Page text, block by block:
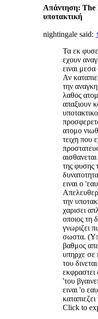
Απάντηση: The
υποτακτική
nightingale said: ↑
Τα εκ
εχουν
ειναι
Αν
την
λαθος
απαξιουν
ατομο
τειχη που
της φυσης
ειναι ο
την
χαρισει
οποιος τη
γνωριζει
σωστα.
βαθμος
υπηρχε σε
του
εκφραστει
'του
ειναι 'ο
Click to